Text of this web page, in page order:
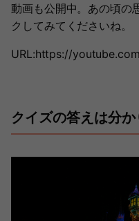
動画も公開中。あの頃の
クしてみてくださいね。
URL:https://
クイズの答えは分